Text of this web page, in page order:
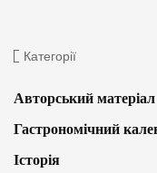
Категорії
Авторський матеріал
Гастрономічний
Історія